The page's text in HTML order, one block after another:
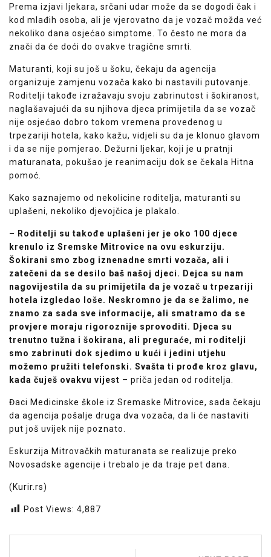
Prema izjavi ljekara, srčani udar može da se dogodi čak i
kod mlađih osoba, ali je vjerovatno da je vozač možda već
nekoliko dana osjećao simptome. To često ne mora da
znači da će doći do ovakve tragične smrti.
Maturanti, koji su još u šoku, čekaju da agencija
organizuje zamjenu vozača kako bi nastavili putovanje.
Roditelji takođe izražavaju svoju zabrinutost i šokiranost,
naglašavajući da su njihova djeca primijetila da se vozač
nije osjećao dobro tokom vremena provedenog u
trpezariji hotela, kako kažu, vidjeli su da je klonuo glavom
i da se nije pomjerao. Dežurni ljekar, koji je u pratnji
maturanata, pokušao je reanimaciju dok se čekala Hitna
pomoć.
Kako saznajemo od nekolicine roditelja, maturanti su
uplašeni, nekoliko djevojčica je plakalo.
– Roditelji su takođe uplašeni jer je oko 100 djece
krenulo iz Sremske Mitrovice na ovu eskurziju.
Šokirani smo zbog iznenadne smrti vozača, ali i
zatečeni da se desilo baš našoj djeci. Dejca su nam
nagovijestila da su primijetila da je vozač u trpezariji
hotela izgledao loše. Neskromno je da se žalimo, ne
znamo za sada sve informacije, ali smatramo da se
provjere moraju rigoroznije sprovoditi. Djeca su
trenutno tužna i šokirana, ali preguraće, mi roditelji
smo zabrinuti dok sjedimo u kući i jedini utjehu
možemo pružiti telefonski. Svašta ti prođe kroz glavu,
kada čuješ ovakvu vijest – priča jedan od roditelja.
Đaci Medicinske škole iz Sremaske Mitrovice, sada čekaju
da agencija pošalje druga dva vozača, da li će nastaviti
put još uvijek nije poznato.
Eskurzija Mitrovačkih maturanata se realizuje preko
Novosadske agencije i trebalo je da traje pet dana.
(Kurir.rs)
Post Views: 4,887